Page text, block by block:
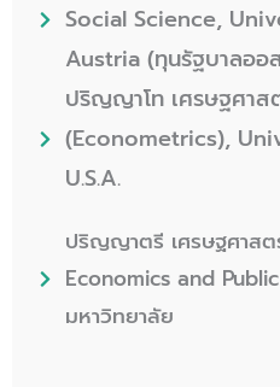
Social Science,
Austria (ทุนรัฐบาลออ
ปริญญาโท เศรษฐศาส
(Econometrics),
U.S.A.
ปริญญาตรี เศรษฐศาส
Economics and
มหาวิทยาลัย